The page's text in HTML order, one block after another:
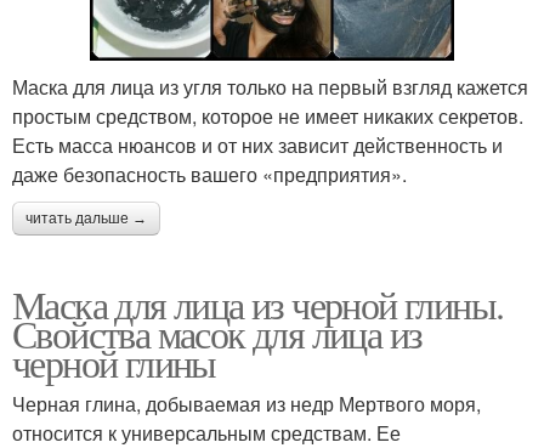
Маска для лица из угля только на первый взгляд кажется
простым средством, которое не имеет никаких секретов.
Есть масса нюансов и от них зависит действенность и
даже безопасность вашего «предприятия».
читать дальше →
Маска для лица из черной глины.
Свойства масок для лица из
черной глины
Черная глина, добываемая из недр Мертвого моря,
относится к универсальным средствам. Ее